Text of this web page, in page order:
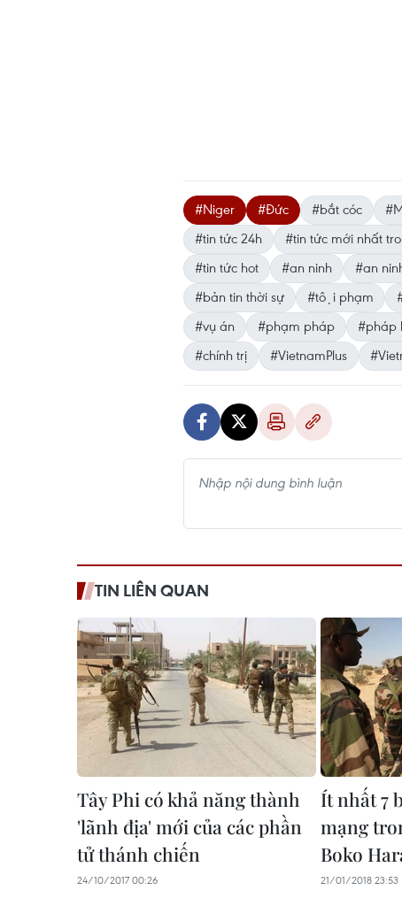
#Niger #Đức #bắt cóc
#tin tức 24h
#tin tức mới nhất
#tin tức hot
#an ninh #an
#bản tin thời sự
#tội phạm
#vụ án
#phạm pháp
#chính trị
#VietnamPlus
TIN LIÊN QUAN
Tây Phi có khả năng thành
'lãnh địa' mới của các phần
tử thánh chiến
24/10/2017 00:26
Ít nhất 7
mạng
Boko
21/01/2018 23:53